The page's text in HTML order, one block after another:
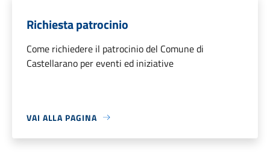
Richiesta patrocinio
Come richiedere il patrocinio del Comune di
Castellarano per eventi ed iniziative
VAI ALLA PAGINA